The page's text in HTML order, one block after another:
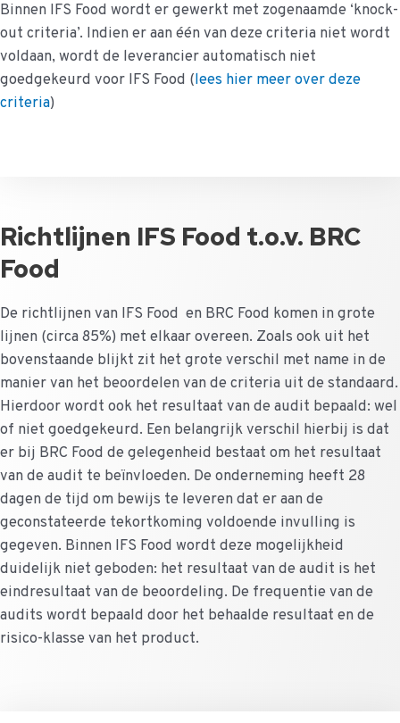
Binnen IFS Food wordt er gewerkt met zogenaamde ‘knock-
out criteria’. Indien er aan één van deze criteria niet wordt
voldaan, wordt de leverancier automatisch niet
goedgekeurd voor IFS Food (lees hier meer over deze
criteria)
Richtlijnen IFS Food t.o.v. BRC
Food
De richtlijnen van IFS Food en BRC Food komen in grote
lijnen (circa 85%) met elkaar overeen. Zoals ook uit het
bovenstaande blijkt zit het grote verschil met name in de
manier van het beoordelen van de criteria uit de standaard.
Hierdoor wordt ook het resultaat van de audit bepaald: wel
of niet goedgekeurd. Een belangrijk verschil hierbij is dat
er bij BRC Food de gelegenheid bestaat om het resultaat
van de audit te beïnvloeden. De onderneming heeft 28
dagen de tijd om bewijs te leveren dat er aan de
geconstateerde tekortkoming voldoende invulling is
gegeven. Binnen IFS Food wordt deze mogelijkheid
duidelijk niet geboden: het resultaat van de audit is het
eindresultaat van de beoordeling. De frequentie van de
audits wordt bepaald door het behaalde resultaat en de
risico-klasse van het product.